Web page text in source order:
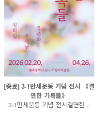
[종료] 3·1만세운동 기념 전시 《결
연한 기록들》
3·1만세운동 기념 전시결연한 ..